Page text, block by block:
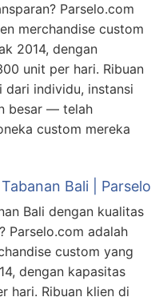
Parselo.com
merchandise custom
2014, dengan
unit per hari. Ribuan
individu, instansi
besar — telah
custom mereka
Bali | Parselo
Bali dengan kualitas
Parselo.com adalah
custom yang
dengan kapasitas
hari. Ribuan klien di